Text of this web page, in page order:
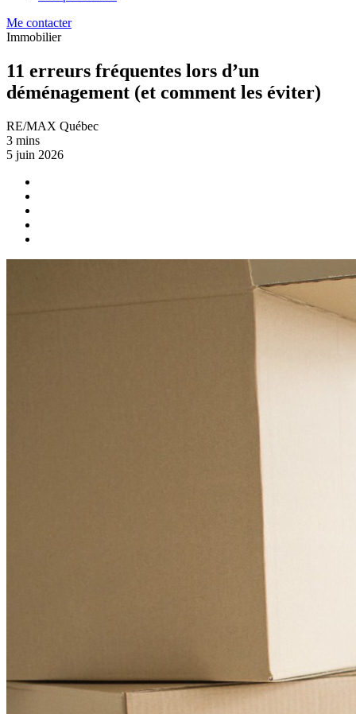
Me contacter
Immobilier
11 erreurs fréquentes lors d’un
déménagement (et comment les éviter)
RE/MAX Québec
3 mins
5 juin 2026